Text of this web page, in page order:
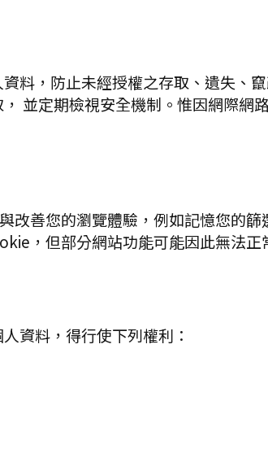
料，防止未經授權之存取、遺失、
並定期檢視安全機制。惟因網際
改善您的瀏覽體驗，例如記憶您的
，但部分網站功能可能因此無法正
資料，得行使下列權利：